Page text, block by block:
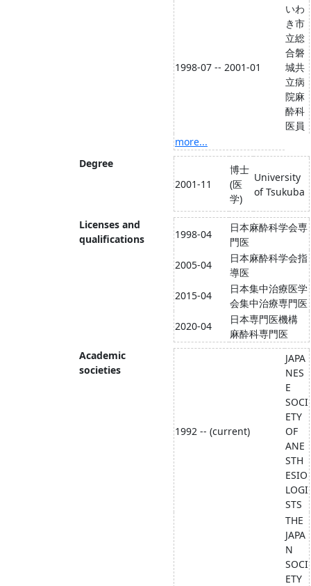
1998-07 -- 2001-01
いわ
き市
立総
合磐
城共
立病
院麻
酔科
医員
more...
Degree
2001-11
博士
(医
学)
University
of Tsukuba
Licenses and
qualifications
1998-04
日本麻酔科学会専
門医
2005-04
日本麻酔科学会指
導医
2015-04
日本集中治療医学
会集中治療専門医
2020-04
日本専門医機構
麻酔科専門医
Academic
societies
1992 -- (current)
JAPA
NES
E
SOCI
ETY
OF
ANE
STH
ESIO
LOGI
STS
THE
JAPA
N
SOCI
ETY